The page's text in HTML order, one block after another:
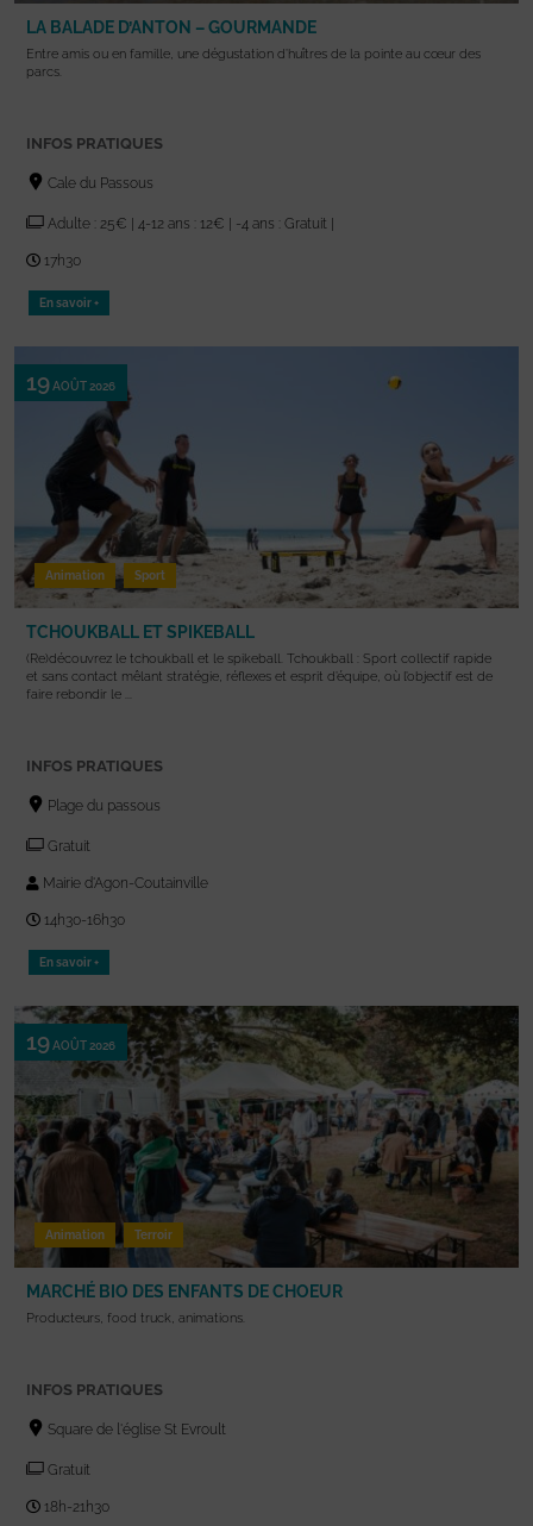
LA BALADE D’ANTON – GOURMANDE
Entre amis ou en famille, une dégustation d’huîtres de la pointe au cœur des
parcs.
INFOS PRATIQUES
Cale du Passous
Adulte : 25€ | 4-12 ans : 12€ | -4 ans : Gratuit |
17h30
En savoir +
19 AOÛT 2026
Animation Sport
TCHOUKBALL ET SPIKEBALL
(Re)découvrez le tchoukball et le spikeball. Tchoukball : Sport collectif rapide
et sans contact mêlant stratégie, réflexes et esprit d’équipe, où l’objectif est de
faire rebondir le ...
INFOS PRATIQUES
Plage du passous
Gratuit
Mairie d'Agon-Coutainville
14h30-16h30
En savoir +
19 AOÛT 2026
Animation Terroir
MARCHÉ BIO DES ENFANTS DE CHOEUR
Producteurs, food truck, animations.
INFOS PRATIQUES
Square de l'église St Evroult
Gratuit
18h-21h30